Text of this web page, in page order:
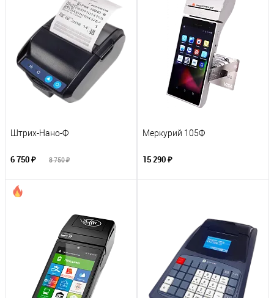
Штрих-Нано-Ф
6 750 ₽ 8 750 ₽
Меркурий 105Ф
15 290 ₽